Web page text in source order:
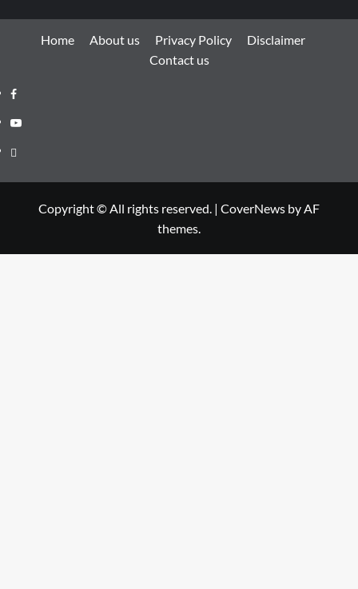
Home About us Privacy Policy
Disclaimer
Contact us
Facebook
Youtube
Telegram
Copyright © All rights reserved. | CoverNews by AF
themes.